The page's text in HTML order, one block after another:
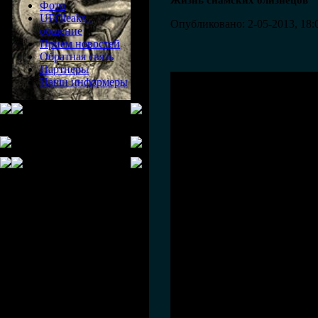
Фото
UFOleaks -
общение
Прием новостей
Обратная связь
Партнеры
Наши информеры
Опубликовано: 2-05-2013,